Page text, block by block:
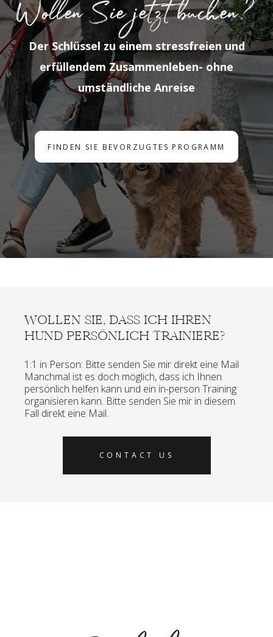
Wollen Sie jetzt buchen?
Der Schlüssel zu einem stressfreien und
erfüllendem Zusammenleben- ohne
umständliche Anreise
FINDEN SIE BEVORZUGTES PROGRAMM
WOLLEN SIE, DASS ICH IHREN
HUND PERSÖNLICH TRAINIERE?
1:1 in Person: Bitte senden Sie mir direkt eine Mail
Manchmal ist es doch möglich, dass ich Ihnen
persönlich helfen kann und ein in-person Training
organisieren kann. Bitte senden Sie mir in diesem
Fall direkt eine Mail.
CONTACT US